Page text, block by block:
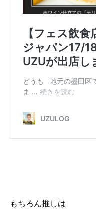
もちろん推しは